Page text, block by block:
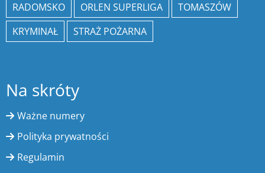
RADOMSKO
ORLEN SUPERLIGA
TOMASZÓW
KRYMINAŁ
STRAŻ POŻARNA
Na skróty
Ważne numery
Polityka prywatności
Regulamin